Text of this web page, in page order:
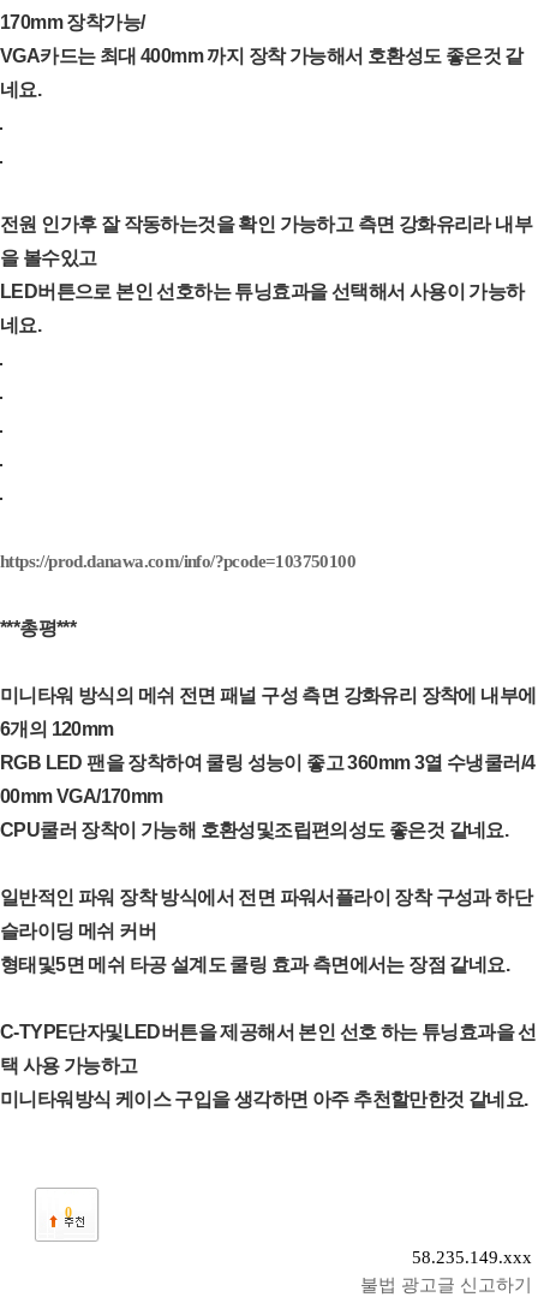
170mm 장착가능/
VGA카드는 최대 400mm 까지 장착 가능해서 호환성도 좋은것 같
네요.
전원 인가후 잘 작동하는것을 확인 가능하고 측면 강화유리라 내부
을 볼수있고
LED버튼으로 본인 선호하는 튜닝효과을 선택해서 사용이 가능하
네요.
https://prod.danawa.com/info/?pcode=103750100
***총평***
미니타워 방식의 메쉬 전면 패널 구성 측면 강화유리 장착에 내부에
6개의 120mm
RGB LED 팬을장착하여 쿨링 성능이 좋고 360mm 3열 수냉쿨러/4
00mm VGA/170mm
CPU쿨러 장착이 가능해 호환성및조립편의성도 좋은것 같네요.
일반적인 파워 장착 방식에서 전면 파워서플라이 장착 구성과 하단
슬라이딩 메쉬 커버
형태 및5면 메쉬 타공 설계도 쿨링 효과 측면에서는 장점 같네요.
C-TYPE단자및LED버튼을 제공해서 본인 선호 하는 튜닝효과을 선
택 사용 가능하고
미니타워방식 케이스 구입을 생각하면 아주 추천할만한것 같네요.
0
58.235.149.xxx
불법 광고글 신고하기